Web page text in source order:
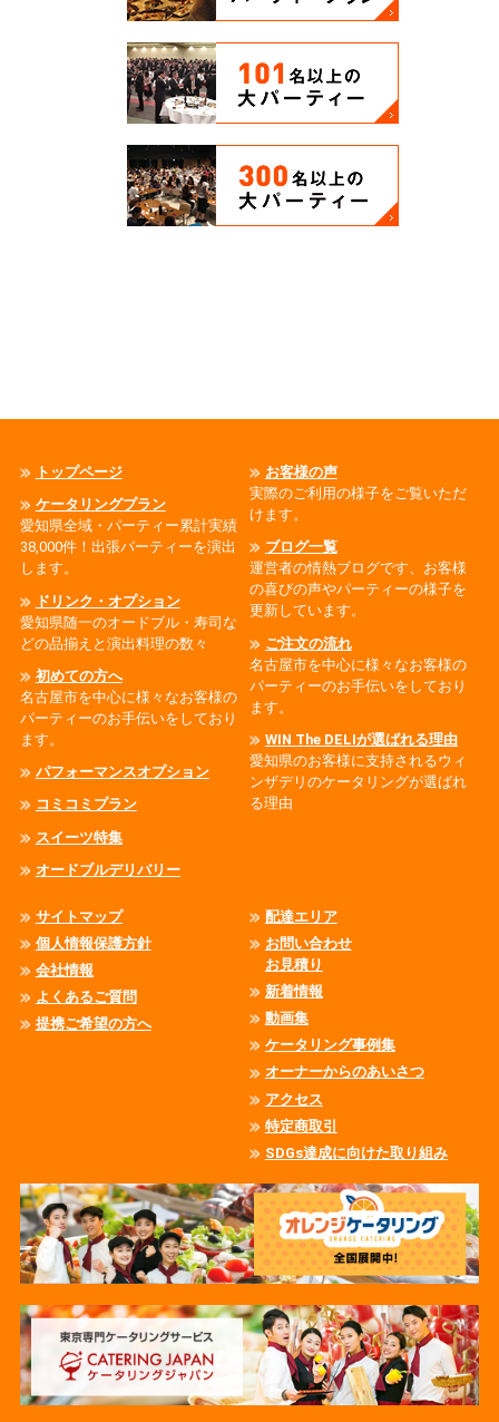
トップページ
ケータリングプラン
愛知県全域・パーティー累計実績
38,000件！出張パーティーを演出
します。
ドリンク・オプション
愛知県随一のオードブル・寿司な
どの品揃えと演出料理の数々
初めての方へ
名古屋市を中心に様々なお客様の
パーティーのお手伝いをしており
ます。
パフォーマンスオプション
コミコミプラン
スイーツ特集
オードブルデリバリー
お客様の声
実際のご利用の様子をご覧いただ
けます。
ブログ一覧
運営者の情熱ブログです、お客様
の喜びの声やパーティーの様子を
更新しています。
ご注文の流れ
名古屋市を中心に様々なお客様の
パーティーのお手伝いをしており
ます。
WIN The DELIが選ばれる理由
愛知県のお客様に支持されるウィ
ンザデリのケータリングが選ばれ
る理由
サイトマップ
個人情報保護方針
会社情報
よくあるご質問
提携ご希望の方へ
配達エリア
お問い合わせ
お見積り
新着情報
動画集
ケータリング事例集
オーナーからのあいさつ
アクセス
特定商取引
SDGs達成に向けた取り組み